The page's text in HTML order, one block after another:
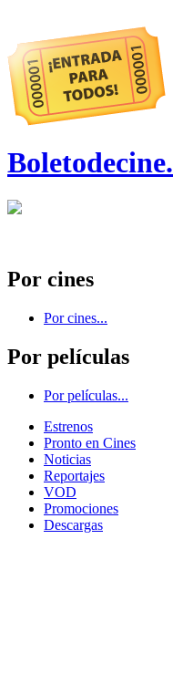
Por cines
Por cines...
Por películas
Por películas...
Estrenos
Pronto en Cines
Noticias
Reportajes
VOD
Promociones
Descargas